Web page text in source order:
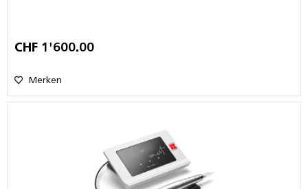
CHF 1'600.00
Merken